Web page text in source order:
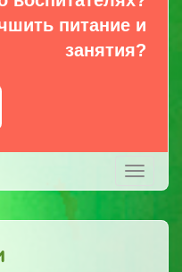
питание и
занятия?
Toggle